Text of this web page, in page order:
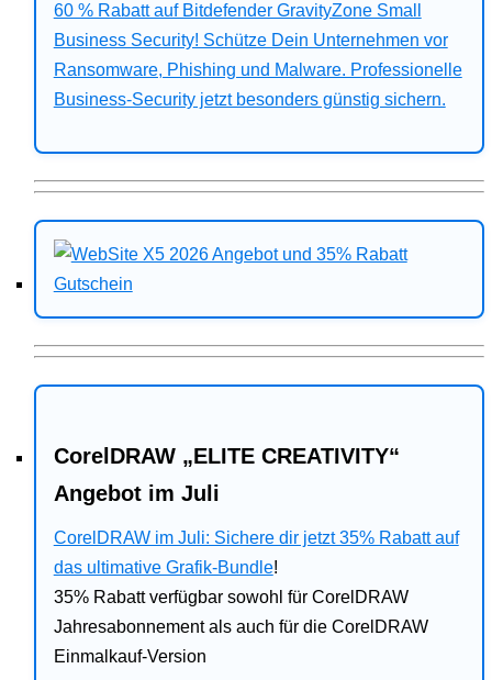
60 % Rabatt auf Bitdefender GravityZone Small
Business Security! Schütze Dein Unternehmen vor
Ransomware, Phishing und Malware. Professionelle
Business-Security jetzt besonders günstig sichern.
CorelDRAW „ELITE CREATIVITY“
Angebot im Juli
CorelDRAW im Juli: Sichere dir jetzt 35% Rabatt auf
das ultimative Grafik-Bundle!
35% Rabatt verfügbar sowohl für CorelDRAW
Jahresabonnement als auch für die CorelDRAW
Einmalkauf-Version